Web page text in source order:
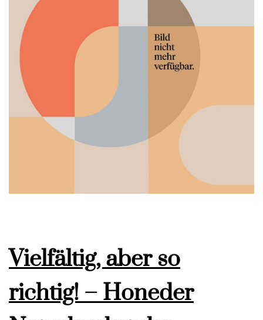
Vielfältig, aber so
richtig! – Honeder